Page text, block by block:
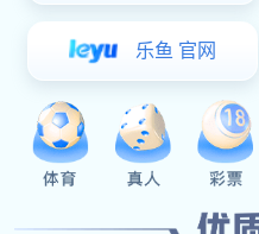
试验和数实结合试验。可用
高风险物理试验、监控物理
应